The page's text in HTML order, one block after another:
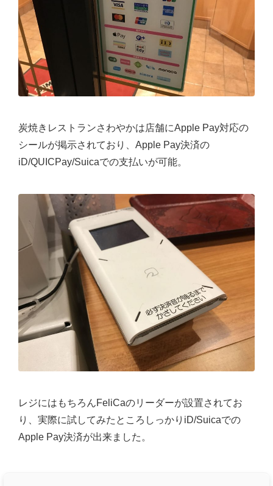
炭焼きレストランさわやかは店舗にApple Pay対応の
シールが掲示されており、Apple Pay決済の
iD/QUICPay/Suicaでの支払いが可能。
レジにはもちろんFeliCaのリーダーが設置されてお
り、実際に試してみたところしっかりiD/Suicaでの
Apple Pay決済が出来ました。